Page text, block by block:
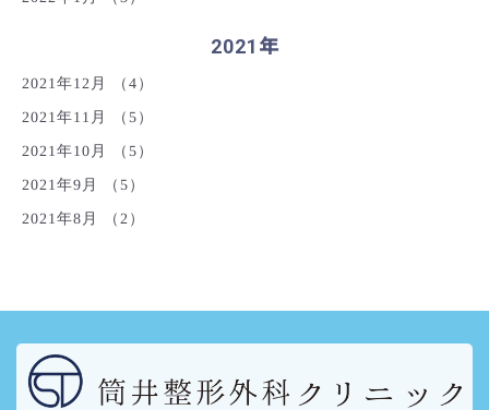
2021年
2021年12月 （4）
2021年11月 （5）
2021年10月 （5）
2021年9月 （5）
2021年8月 （2）